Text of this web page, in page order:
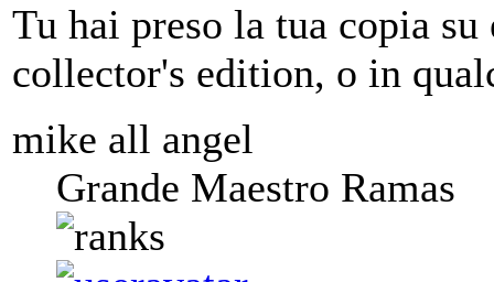
Tu hai preso la tua copia
collector's edition, o in
mike all angel
Grande Maestro Ramas